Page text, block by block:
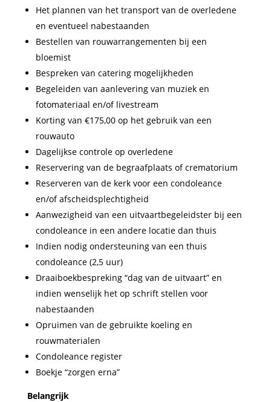
Het plannen van het transport van de overledene
en eventueel nabestaanden
Bestellen van rouwarrangementen bij een
bloemist
Bespreken van catering mogelijkheden
Begeleiden van aanlevering van muziek en
fotomateriaal en/of livestream
Korting van €175,00 op het gebruik van een
rouwauto
Dagelijkse controle op overledene
Reservering van de begraafplaats of crematorium
Reserveren van de kerk voor een condoleance
en/of afscheidsplechtigheid
Aanwezigheid van een uitvaartbegeleidster bij een
condoleance in een andere locatie dan thuis
Indien nodig ondersteuning van een thuis
condoleance (2,5 uur)
Draaiboekbespreking “dag van de uitvaart” en
indien wenselijk het op schrift stellen voor
nabestaanden
Opruimen van de gebruikte koeling en
rouwmaterialen
Condoleance register
Boekje “zorgen erna”
Belangrijk